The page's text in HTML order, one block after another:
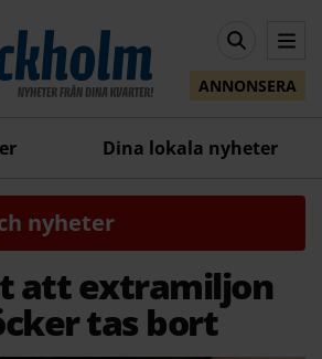
ANNONSERA
Dina lokala nyheter
nyheter
att extramiljon
tas bort